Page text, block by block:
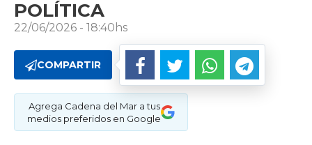
POLÍTICA
22/06/2026 - 18:40hs
COMPARTIR
Agrega Cadena del Mar a tus
medios preferidos en Google